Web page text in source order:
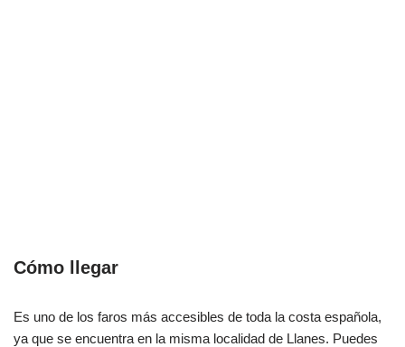
Cómo llegar
Es uno de los faros más accesibles de toda la costa española,
ya que se encuentra en la misma localidad de Llanes. Puedes